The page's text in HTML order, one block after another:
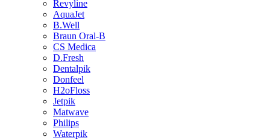
Revyline
AquaJet
B.Well
Braun Oral-B
CS Medica
D.Fresh
Dentalpik
Donfeel
H2oFloss
Jetpik
Matwave
Philips
Waterpik